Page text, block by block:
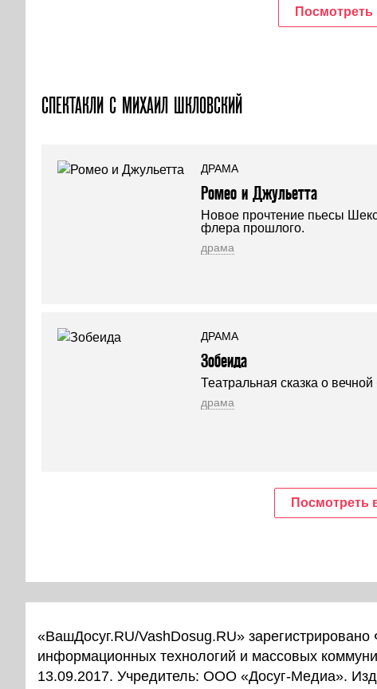
СПЕКТАКЛИ С МИХАИЛ ШКЛОВСКИЙ
ДРАМА
Ромео и Джульетта
Новое прочтение пьесы
флера прошлого.
драма
ДРАМА
Зобеида
Театральная сказка о
драма
Посмотреть
«ВашДосуг.RU/VashDosug.RU»
информационных технологий и массовых
13.09.2017. Учредитель: ООО «Досуг-Медиа».